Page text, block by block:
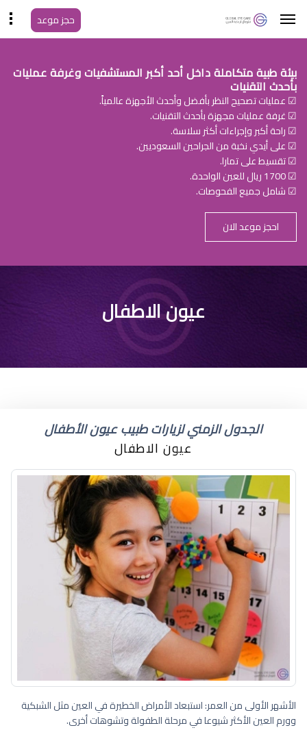
حجز موعد
بيئة طبية متكاملة داخل أحد أكبر المستشفيات وغرفة عمليات
بأحدث التقنيات
☑ عمليات تصحيح النظر بأفضل وأحدث الأجهزة عالمياً.
☑ غرفة عمليات مجهزة بأحدث التقنيات.
☑ راحة أكبر وإجراءات أكثر سلاسة.
☑ على أيدي نخبة من الجراحين السعوديين.
☑ تقسيط على تمارا.
☑ 1700 ريال للعين الواحدة.
☑ شامل جميع الفحوصات.
احجز موعد الان
عيون طفل الرضيع
عيون الاطفال
الجدول الزمني لزيارات طبيب عيون الأطفال
عيون الاطفال
الأشهر الأولى من العمر: استبعاد الأمراض الخطيرة في العين مثل الشبكية
وورم العين الأكثر شيوعا في مرحلة الطفولة وتشوهات أخرى.